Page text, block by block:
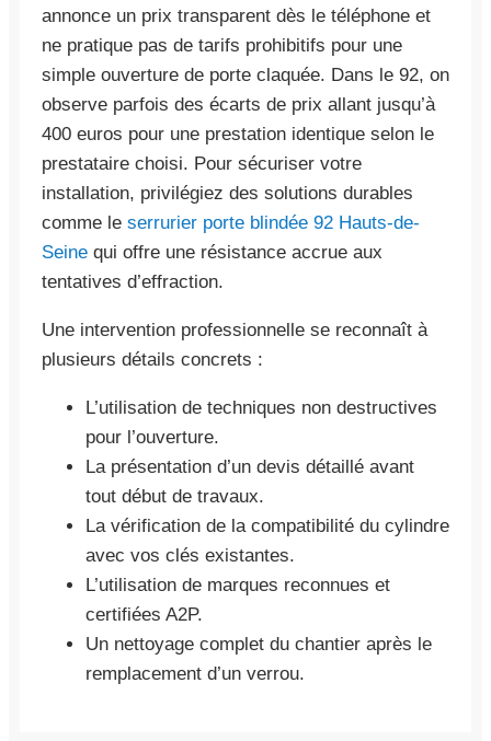
annonce un prix transparent dès le téléphone et
ne pratique pas de tarifs prohibitifs pour une
simple ouverture de porte claquée. Dans le 92, on
observe parfois des écarts de prix allant jusqu’à
400 euros pour une prestation identique selon le
prestataire choisi. Pour sécuriser votre
installation, privilégiez des solutions durables
comme le serrurier porte blindée 92 Hauts-de-
Seine qui offre une résistance accrue aux
tentatives d’effraction.
Une intervention professionnelle se reconnaît à
plusieurs détails concrets :
L’utilisation de techniques non destructives
pour l’ouverture.
La présentation d’un devis détaillé avant
tout début de travaux.
La vérification de la compatibilité du cylindre
avec vos clés existantes.
L’utilisation de marques reconnues et
certifiées A2P.
Un nettoyage complet du chantier après le
remplacement d’un verrou.